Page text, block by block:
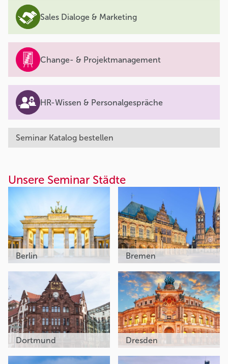
Sales Dialoge & Marketing
Change- & Projektmanagement
HR-Wissen & Personalgespräche
Seminar Katalog bestellen
Unsere Seminar Städte
Berlin Bremen
Dortmund Dresden